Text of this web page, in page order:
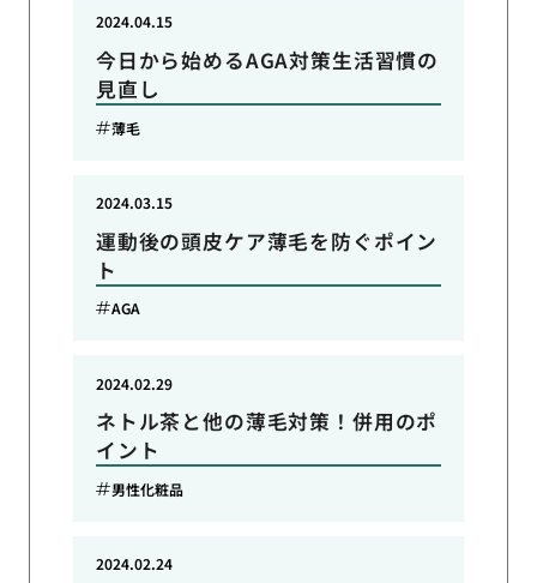
今日から始めるAGA対策生活習慣の
見直し
2024.04.15
薄毛
運動後の頭皮ケア薄毛を防ぐポイン
ト
2024.03.15
AGA
ネトル茶と他の薄毛対策！併用のポ
イント
2024.02.29
男性化粧品
2024.02.24